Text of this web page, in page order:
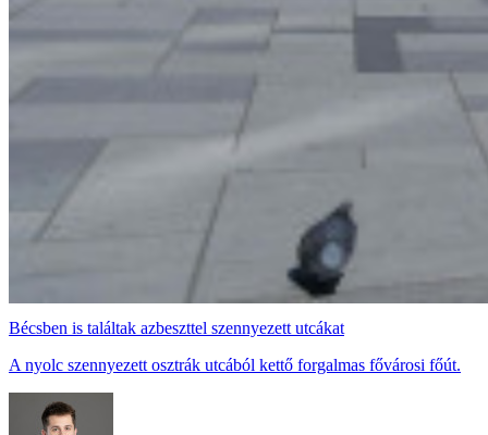
Bécsben is találtak azbeszttel szennyezett utcákat
A nyolc szennyezett osztrák utcából kettő forgalmas fővárosi főút.